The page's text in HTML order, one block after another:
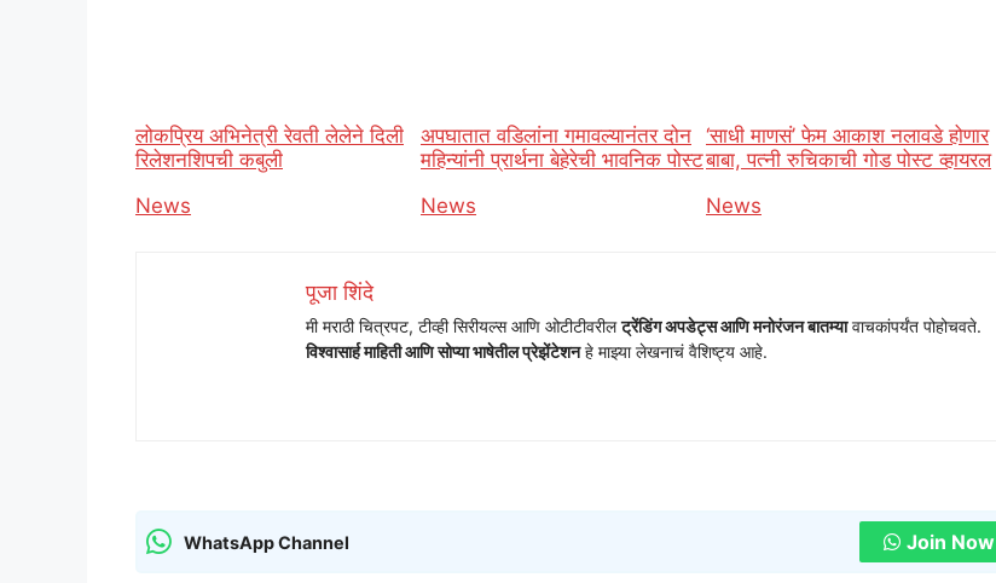
लोकप्रिय अभिनेत्री रेवती लेलेने दिली
रिलेशनशिपची कबुली
In relation to
News
अपघातात वडिलांना गमावल्यानंतर दोन
महिन्यांनी प्रार्थना बेहेरेची भावनिक पोस्ट
In relation to
News
‘साधी माणसं’ फेम आकाश नलावडे होणार
बाबा, पत्नी रुचिकाची गोड पोस्ट व्हायरल
In relation to
News
पूजा शिंदे
मी मराठी चित्रपट, टीव्ही सिरीयल्स आणि ओटीटीवरीलट्रेंडिंग अपडेट्स आणि मनोरंजन बातम्यावाचकांपर्यंत पोहोचवते.
विश्वासार्ह माहिती आणि सोप्या भाषेतील प्रेझेंटेशनहे माझ्या लेखनाचं वैशिष्ट्य आहे.
WhatsApp Channel Join Now